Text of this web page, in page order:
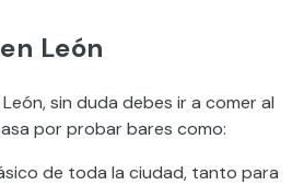
León
sin duda debes ir a comer al
por probar bares como:
de toda la ciudad, tanto para